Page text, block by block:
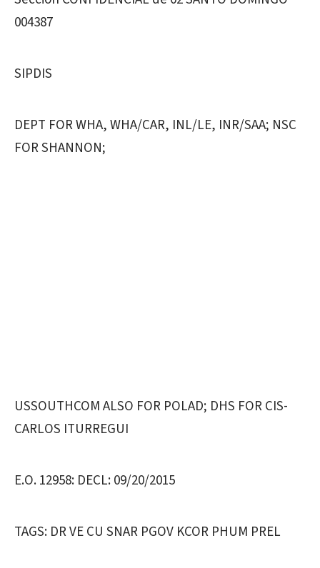
004387
SIPDIS
DEPT FOR WHA, WHA/CAR, INL/LE, INR/SAA; NSC
FOR SHANNON;
USSOUTHCOM ALSO FOR POLAD; DHS FOR CIS-
CARLOS ITURREGUI
E.O. 12958: DECL: 09/20/2015
TAGS: DR VE CU SNAR PGOV KCOR PHUM PREL